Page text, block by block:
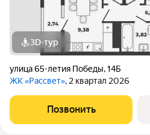
3D-тур
улица 65-летия Победы,14Б
ЖК «Рассвет», 2 квартал 2026
Позвонить